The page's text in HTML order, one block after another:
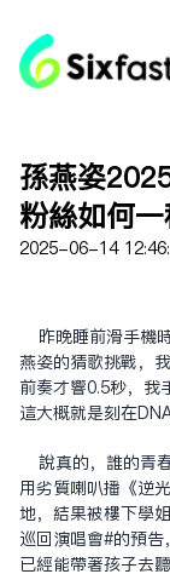
孫燕姿
粉絲如何
2025-06-14
昨晚睡前滑手機
燕姿的猜歌挑戰，
前奏才響0.5秒，
這大概就是刻在
說真的，誰的青
用劣質喇叭播《逆
地，結果被樓下學
巡回演唱會#的預告
已經能帶著孩子去